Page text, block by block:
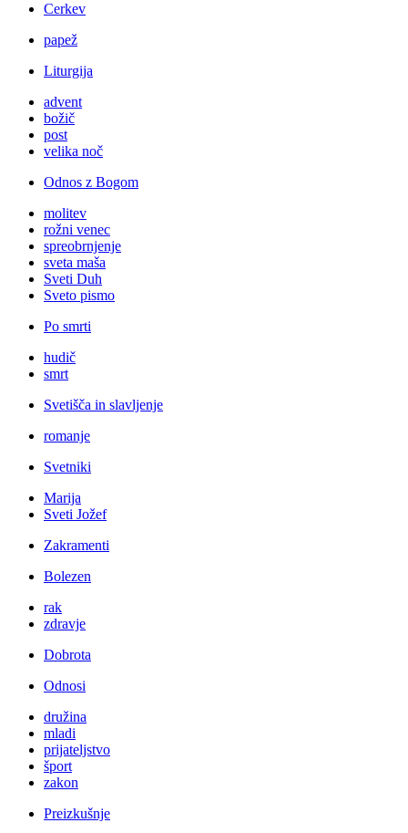
Cerkev
papež
Liturgija
advent
božič
post
velika noč
Odnos z Bogom
molitev
rožni venec
spreobrnjenje
sveta maša
Sveti Duh
Sveto pismo
Po smrti
hudič
smrt
Svetišča in slavljenje
romanje
Svetniki
Marija
Sveti Jožef
Zakramenti
Bolezen
rak
zdravje
Dobrota
Odnosi
družina
mladi
prijateljstvo
šport
zakon
Preizkušnje